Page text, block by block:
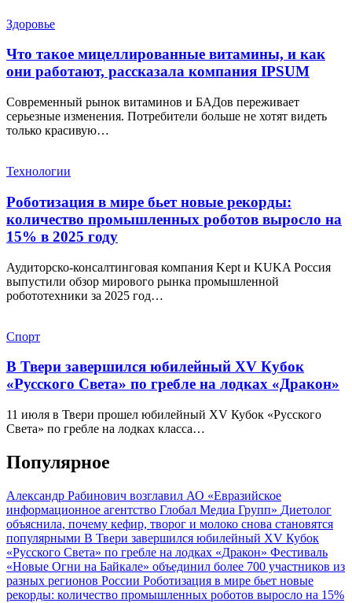
Здоровье
Что такое мицеллированные витамины, и как
они работают, рассказала компания IPSUM
Современный рынок витаминов и БАДов переживает
серьезные изменения. Потребители больше не хотят видеть
только красивую…
Технологии
Роботизация в мире бьет новые рекорды:
количество промышленных роботов выросло на
15% в 2025 году
Аудиторско-консалтинговая компания Kept и KUKA Россия
выпустили обзор мирового рынка промышленной
робототехники за 2025 год…
Спорт
В Твери завершился юбилейный XV Кубок
«Русского Света» по гребле на лодках «Дракон»
11 июля в Твери прошел юбилейный XV Кубок «Русского
Света» по гребле на лодках класса…
Популярное
Александр Рабинович возглавил АО «Евразийское
информационное агентство Глобал Медиа Групп» Диетолог
объяснила, почему кефир, творог и молоко снова становятся
популярными В Твери завершился юбилейный XV Кубок
«Русского Света» по гребле на лодках «Дракон» Фестиваль
«Новые Огни на Байкале» объединил более 700 участников из
разных регионов России Роботизация в мире бьет новые
рекорды: количество промышленных роботов выросло на 15%